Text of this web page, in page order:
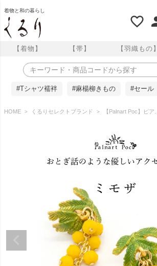
着物と和の暮らし
【着物】 【帯】 【羽織もの】
#Tシャツ襦袢 #麻楊柳きもの #セール
HOME くるりセレクトブランド 【Palnart Poc】ピアス/ミモザ(Mimosa)